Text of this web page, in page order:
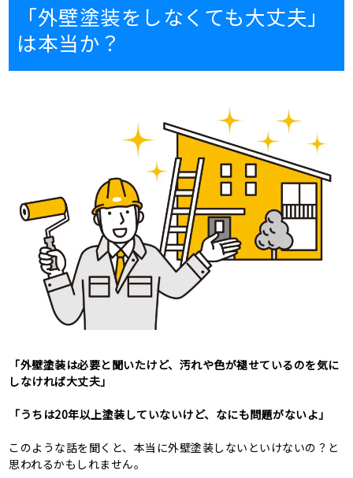
「外壁塗装をしなくても大丈夫」
は本当か？
「外壁塗装は必要と聞いたけど、汚れや色が褪せているのを気に
しなければ大丈夫」
「うちは20年以上塗装していないけど、なにも問題がないよ」
このような話を聞くと、本当に外壁塗装しないといけないの？と
思われるかもしれません。